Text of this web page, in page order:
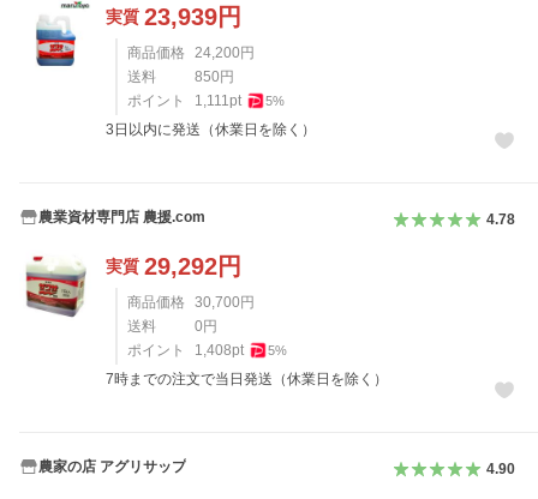
実質 23,939円
商品価格 24,200 円
送料
850 円
ポイント
1,111pt 5%
3日以内に発送（休業日を除く）
農業資材専門店 農援.com 4.78
実質 29,292円
商品価格 30,700 円
送料
0 円
ポイント
1,408pt 5%
7時までの注文で当日発送（休業日を除く）
農家の店 アグリサップ 4.90